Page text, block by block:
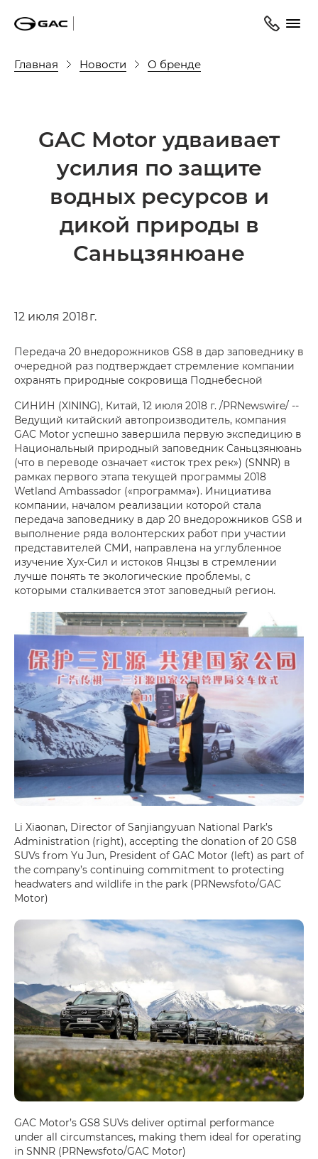
Главная Новости О бренде
GAC Motor удваивает
усилия по защите
водных ресурсов и
дикой природы в
Саньцзянюане
12 июля 2018 г.
Передача 20 внедорожников GS8 в дар заповеднику в
очередной раз подтверждает стремление компании
охранять природные сокровища Поднебесной
СИНИН (XINING), Китай, 12 июля 2018 г. /PRNewswire/ --
Ведущий китайский автопроизводитель, компания
GAC Motor успешно завершила первую экспедицию в
Национальный природный заповедник Саньцзянюань
(что в переводе означает «исток трех рек») (SNNR) в
рамках первого этапа текущей программы 2018
Wetland Ambassador («программа»). Инициатива
компании, началом реализации которой стала
передача заповеднику в дар 20 внедорожников GS8 и
выполнение ряда волонтерских работ при участии
представителей СМИ, направлена на углубленное
изучение Хух-Сил и истоков Янцзы в стремлении
лучше понять те экологические проблемы, с
которыми сталкивается этот заповедный регион.
Li Xiaonan, Director of Sanjiangyuan National Park’s
Administration (right), accepting the donation of 20 GS8
SUVs from Yu Jun, President of GAC Motor (left) as part of
the company’s continuing commitment to protecting
headwaters and wildlife in the park (PRNewsfoto/GAC
Motor)
GAC Motor’s GS8 SUVs deliver optimal performance
under all circumstances, making them ideal for operating
in SNNR (PRNewsfoto/GAC Motor)